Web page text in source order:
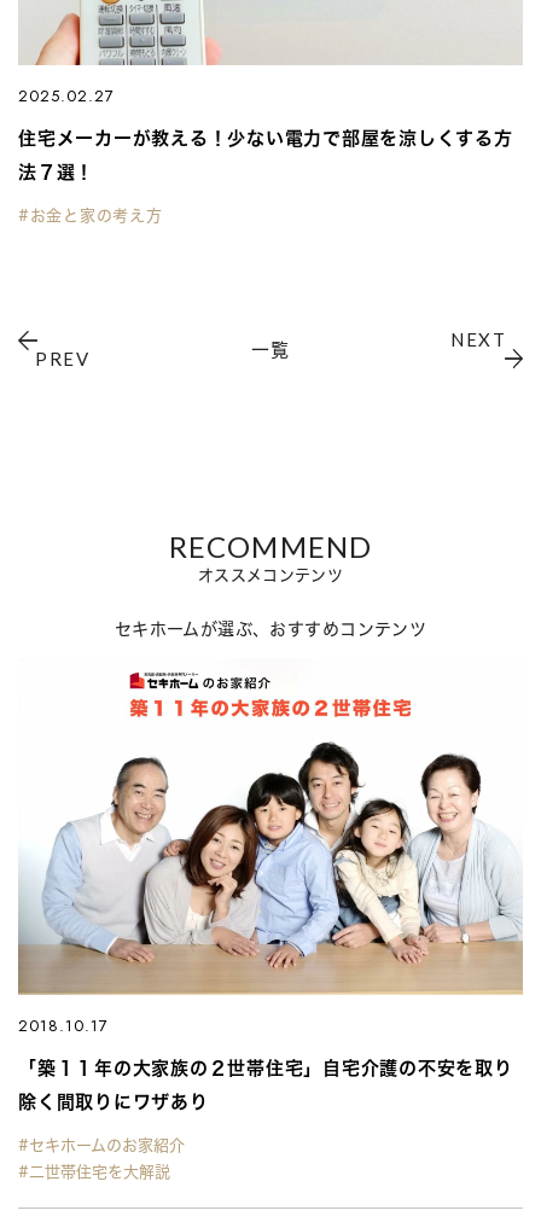
2025.02.27
住宅メーカーが教える！少ない電力で部屋を涼しくする方
法７選！
#お金と家の考え方
PREV 一覧 NEXT
RECOMMEND
オススメコンテンツ
セキホームが選ぶ、おすすめコンテンツ
2018.10.17
「築１１年の大家族の２世帯住宅」自宅介護の不安を取り
除く間取りにワザあり
#セキホームのお家紹介
#二世帯住宅を大解説